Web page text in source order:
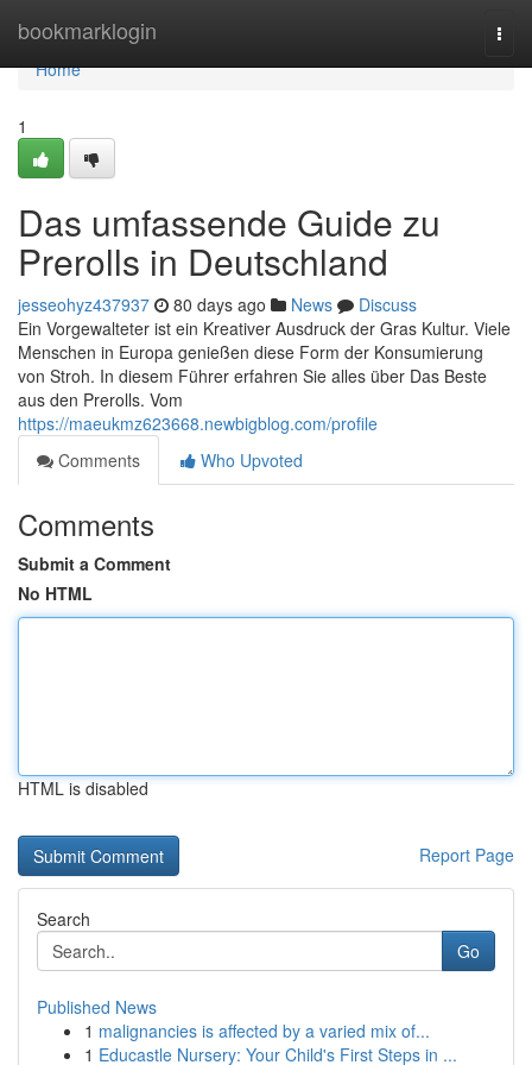
bookmarklogin
Home
Home
1
Das umfassende Guide zu
Prerolls in Deutschland
jesseohyz437937 80 days ago News
Discuss
Ein Vorgewalteter ist ein Kreativer Ausdruck der Gras Kultur. Viele
Menschen in Europa genießen diese Form der Konsumierung
von Stroh. In diesem Führer erfahren Sie alles über Das Beste
aus den Prerolls. Vom
https://maeukmz623668.newbigblog.com/profile
Comments
Who Upvoted
Comments
Submit a Comment
No HTML
HTML is disabled
Report Page
Search
Go
Published News
1 malignancies is affected by a varied mix of...
1 Educastle Nursery: Your Child's First Steps in ...